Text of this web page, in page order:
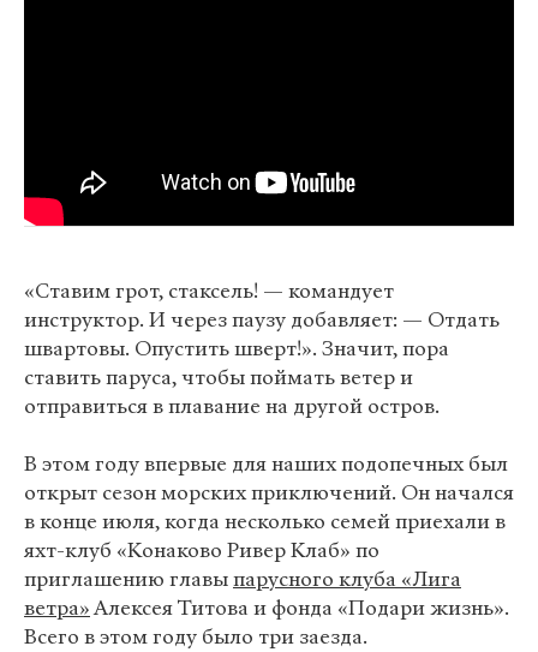
«Ставим грот, стаксель! — командует
инструктор. И через паузу добавляет: — Отдать
швартовы. Опустить шверт!». Значит, пора
ставить паруса, чтобы поймать ветер и
отправиться в плавание на другой остров.
В этом году впервые для наших подопечных был
открыт сезон морских приключений. Он начался
в конце июля, когда несколько семей приехали в
яхт-клуб «Конаково Ривер Клаб» по
приглашению главыпарусного клуба «Лига
ветра»Алексея Титова и фонда «Подари жизнь».
Всего в этом году было три заезда.